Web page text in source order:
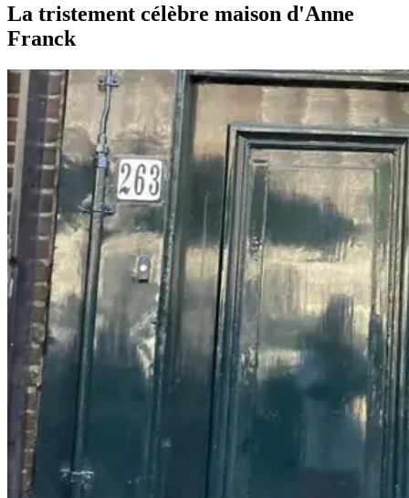
La tristement célèbre maison d'Anne
Franck